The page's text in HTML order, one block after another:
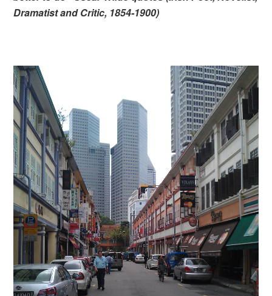
Dramatist and Critic, 1854-1900)